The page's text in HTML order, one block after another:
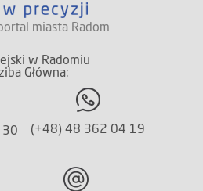
miasta Radom
w Radomiu
Główna:
30
(+48) 48 362 04 19